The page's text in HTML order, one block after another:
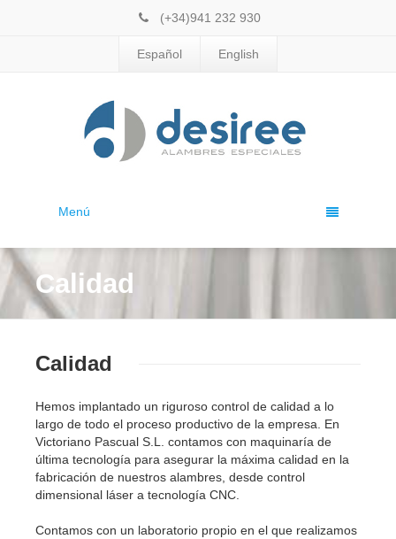
(+34)941 232 930
Español English
Menú
Calidad
Calidad
Hemos implantado un riguroso control de calidad a lo
largo de todo el proceso productivo de la empresa. En
Victoriano Pascual S.L. contamos con maquinaría de
última tecnología para asegurar la máxima calidad en la
fabricación de nuestros alambres, desde control
dimensional láser a tecnología CNC.
Contamos con un laboratorio propio en el que realizamos